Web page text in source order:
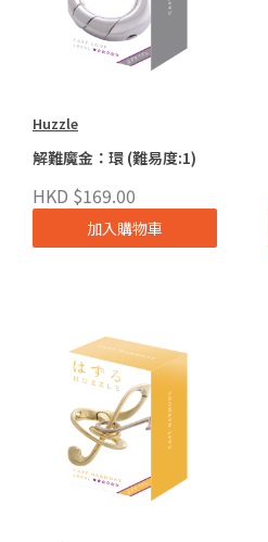
Huzzle
解難魔金：環 (難易度:1)
HKD $169.00
加入購物車